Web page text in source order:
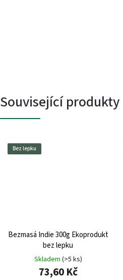
Související produkty
Bez lepku
Bezmasá Indie 300g Ekoprodukt
bez lepku
Skladem (>5 ks)
73,60 Kč